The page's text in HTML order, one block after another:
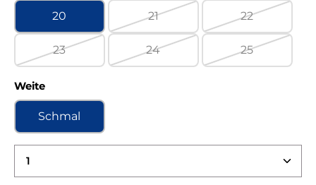
20 21
(Diese Option ist zurzeit nicht
22
23
(Diese Option ist zurzeit nicht verfügbar.)
24
(Diese Option ist zurzeit nicht
25
Weiteauswählen
Schmal
Produkt Anzahl: Gib den gewünschten Wert